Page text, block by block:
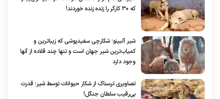
که ۳۰ کارگر را زنده زنده خوردند!
شیر آلبینو؛ شکارچی سفیدپوشی که زیباترین و
کمیاب‌ترین شیر جهان است و تنها چند قلاده از آنها
وجود دارد
تصاویری ترسناک از شکار حیوانات توسط شیر؛ قدرت
بی‌رقیب سلطان جنگل!